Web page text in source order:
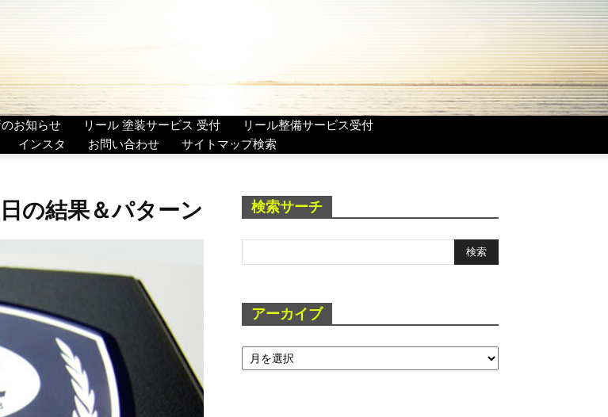
お知らせ リール 塗装サービス 受付
リール整備サービス受付
インスタ お問い合わせ サイトマップ検索
の結果＆パターン 検索サーチ
アーカイブ
ア
ー